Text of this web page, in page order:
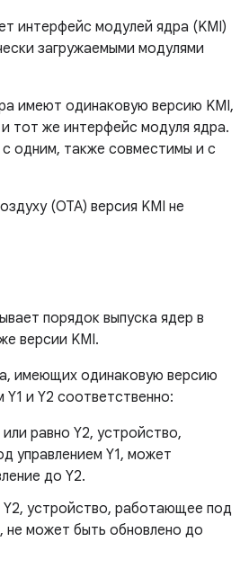
интерфейс модулей ядра (KMI)
загружаемыми модулями
имеют одинаковую версию KMI,
тот же интерфейс модуля ядра.
одним, также совместимы и с
(OTA) версия KMI не
порядок выпуска ядер в
версии KMI.
имеющих одинаковую версию
Y1 и Y2 соответственно:
равно Y2, устройство,
управлением Y1, может
до Y2.
Y2, устройство, работающее под
не может быть обновлено до